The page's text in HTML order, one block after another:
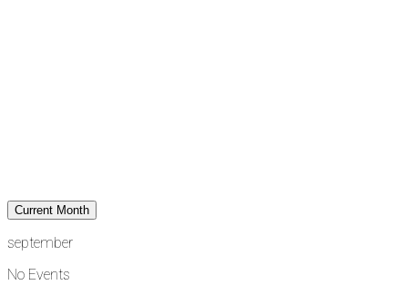
Current Month
september
No Events